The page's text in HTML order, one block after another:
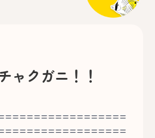
ャクガニ！！